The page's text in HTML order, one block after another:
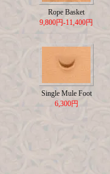
Rope Basket
9,800円-11,400円
Single Mule Foot
6,300円